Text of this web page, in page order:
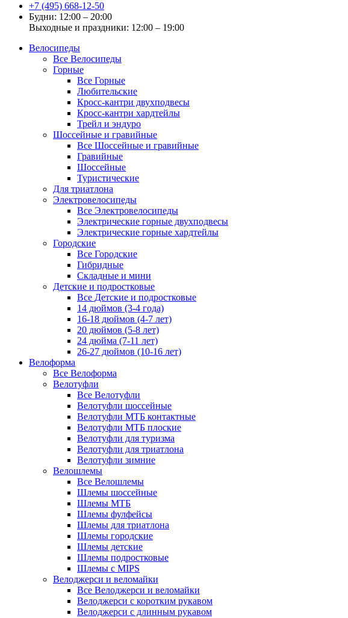
+7 (495) 668-12-50
Будни: 12:00 – 20:00
Выходные и праздники: 12:00 – 19:00
Велосипеды
Все Велосипеды
Горные
Все Горные
Любительские
Кросс-кантри двухподвесы
Кросс-кантри хардтейлы
Трейл и эндуро
Шоссейные и гравийные
Все Шоссейные и гравийные
Гравийные
Шоссейные
Туристические
Для триатлона
Электровелосипеды
Все Электровелосипеды
Электрические горные двухподвесы
Электрические горные хардтейлы
Городские
Все Городские
Гибридные
Складные и мини
Детские и подростковые
Все Детские и подростковые
14 дюймов (3-4 года)
16-18 дюймов (4-7 лет)
20 дюймов (5-8 лет)
24 дюйма (7-11 лет)
26-27 дюймов (10-16 лет)
Велоформа
Все Велоформа
Велотуфли
Все Велотуфли
Велотуфли шоссейные
Велотуфли МТБ контактные
Велотуфли МТБ плоские
Велотуфли для туризма
Велотуфли для триатлона
Велотуфли зимние
Велошлемы
Все Велошлемы
Шлемы шоссейные
Шлемы МТБ
Шлемы фулфейсы
Шлемы для триатлона
Шлемы городские
Шлемы детские
Шлемы подростковые
Шлемы с MIPS
Велоджерси и веломайки
Все Велоджерси и веломайки
Велоджерси с коротким рукавом
Велоджерси с длинным рукавом